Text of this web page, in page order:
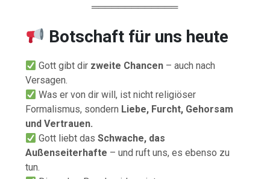
═════════════
Botschaft für uns heute
Gott gibt dir zweite Chancen – auch nach
Versagen.
Was er von dir will, ist nicht religiöser
Formalismus, sondern Liebe, Furcht, Gehorsam
und Vertrauen.
Gott liebt dasSchwache, das
Außenseiterhafte – und ruft uns, es ebenso zu
tun.